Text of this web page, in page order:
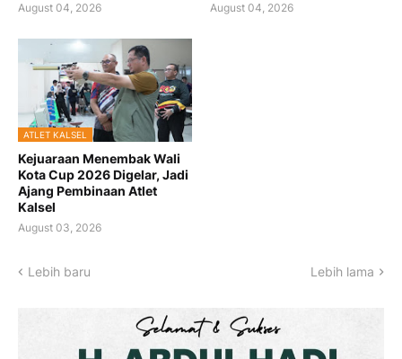
August 04, 2026 August 04, 2026
ATLET KALSEL
Kejuaraan Menembak Wali
Kota Cup 2026 Digelar, Jadi
Ajang Pembinaan Atlet
Kalsel
August 03, 2026
Lebih baru Lebih lama